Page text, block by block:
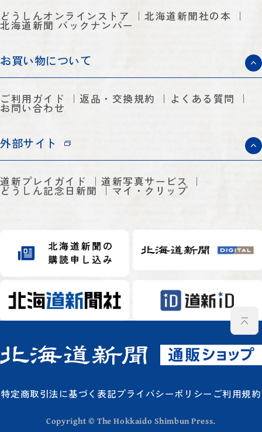
どうしんオンラインストア 北海道新聞社の本
北海道新聞 バックナンバー
お買い物について
ご利用ガイド 返品・交換規約 よくある質問
お問い合わせ
外部サイト
道新プレイガイド 道新写真サービス
どうしん記念日新聞 マイ・クリップ
特定商取引法に基づく表記プライバシーポリシー ご利用規約
Copyright © The Hokkaido Shimbun Press.